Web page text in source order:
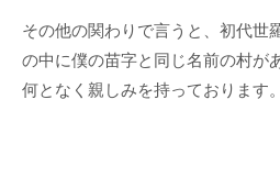
その他の関わりで言うと、初代世
の中に僕の苗字と同じ名前の村が
何となく親しみを持っております。